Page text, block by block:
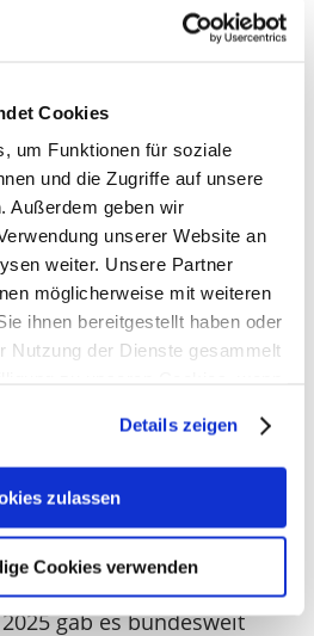
Cookies
um Funktionen für soziale
und die Zugriffe auf unsere
Außerdem geben wir
unserer Website an
weiter. Unsere Partner
möglicherweise mit weiteren
ihnen bereitgestellt haben oder
Nutzung der Dienste gesammelt
Datenschutzerklärungmehr
Sie uns kontaktieren können
Daten verarbeiten.
jederzeit von derCookie-
Details zeigen
zulassen
Cookies verwenden
kündigt
Protestmaßnahmen
hat die
der ABDA –
Deutscher
schaut zu
– Saarbrücken, 14.
im Saarland hält an.
gab es bundesweit